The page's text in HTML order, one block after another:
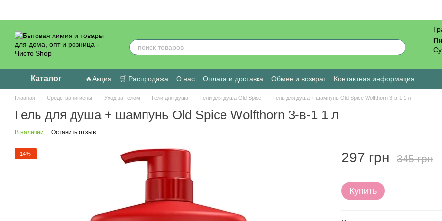
Каталог 🔥Акция 🛒 Распродажа О нас Оплата и доставка Обмен и возврат
Контактная информация
Пользовательское соглашение
Отзывы о магазине
Главная Средства гигиены Уход за телом Гели для душа Гели для душа Old Spice Гель для душа + шампунь Old Spice Wolfthorn 3-в-1 1 л
Гель для душа + шампунь Old Spice Wolfthorn 3-в-1 1 л
В наличии Оставить отзыв
14% 297 грн 345 грн
Купить